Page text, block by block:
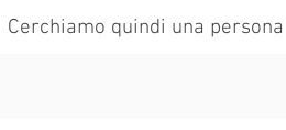
Cerchiamo quindi una